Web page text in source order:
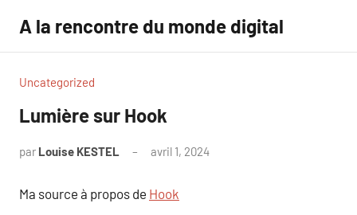
contenu
A la rencontre du monde digital
Uncategorized
Lumière sur Hook
par Louise KESTEL avril 1, 2024
Ma source à propos de Hook